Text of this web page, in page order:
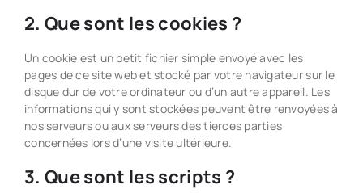
2. Que sont les cookies ?
Un cookie est un petit fichier simple envoyé avec les
pages de ce site web et stocké par votre navigateur sur le
disque dur de votre ordinateur ou d’un autre appareil. Les
informations qui y sont stockées peuvent être renvoyées à
nos serveurs ou aux serveurs des tierces parties
concernées lors d’une visite ultérieure.
3. Que sont les scripts ?